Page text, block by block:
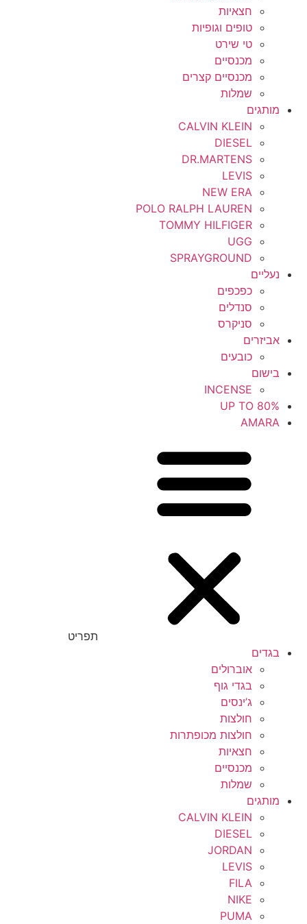
חצאיות
טופים וגופיות
טי שירט
מכנסיים
מכנסיים קצרים
שמלות
מותגים
CALVIN KLEIN
DIESEL
DR.MARTENS
LEVIS
NEW ERA
POLO RALPH LAUREN
TOMMY HILFIGER
UGG
SPRAYGROUND
נעליים
כפכפים
סנדלים
סניקרס
אביזרים
כובעים
בישום
INCENSE
UP TO 80%
AMARA
תפריט
בגדים
אוברולים
בגדי גוף
ג’ינסים
חולצות
חולצות מכופתרות
חצאיות
מכנסיים
שמלות
מותגים
CALVIN KLEIN
DIESEL
JORDAN
LEVIS
FILA
NIKE
PUMA